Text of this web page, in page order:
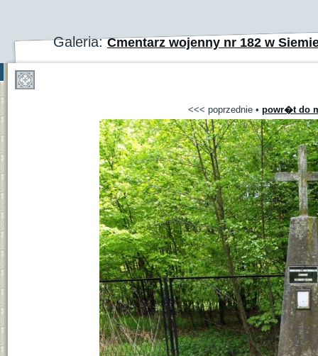
Galeria:Cmentarz wojenny nr 182 w
<<< poprzednie • powr�t do